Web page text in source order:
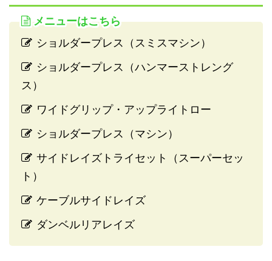
メニューはこちら
ショルダープレス（スミスマシン）
ショルダープレス（ハンマーストレング
ス）
ワイドグリップ・アップライトロー
ショルダープレス（マシン）
サイドレイズトライセット（スーパーセッ
ト）
ケーブルサイドレイズ
ダンベルリアレイズ